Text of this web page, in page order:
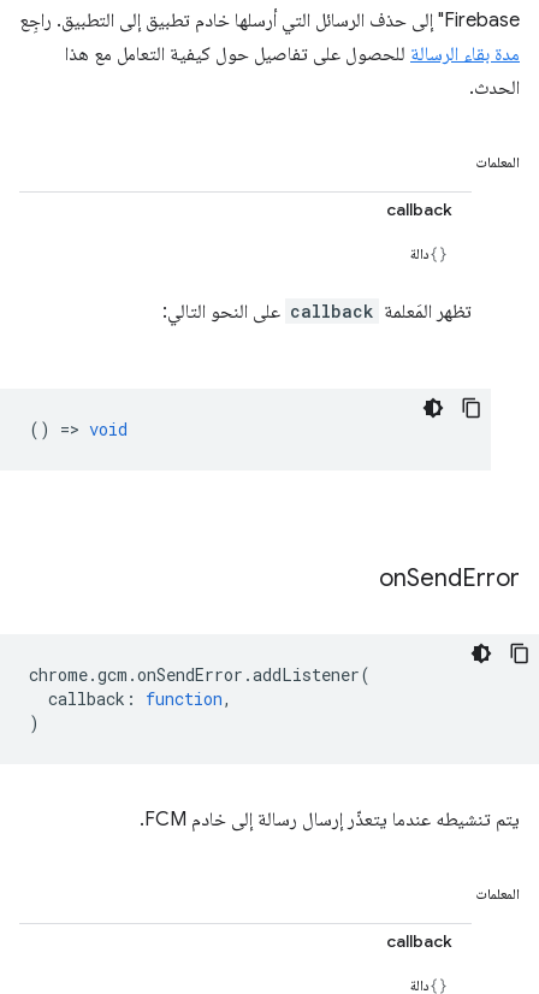
Firebase" إلى حذف الرسائل التي أرسلها خادم تطبيق إلى التطبيق. راجِع
مدة بقاء الرسالة للحصول على تفاصيل حول كيفية التعامل مع هذا
الحدث.
المعلمات
callback
دالة
تظهر المَعلمة callback على النحو التالي:
() => void
onSendError
chrome.gcm .onSendError .addListener(
callback : function,
)
يتم تنشيطه عندما يتعذّر إرسال رسالة إلى خادم FCM.
المعلمات
callback
دالة